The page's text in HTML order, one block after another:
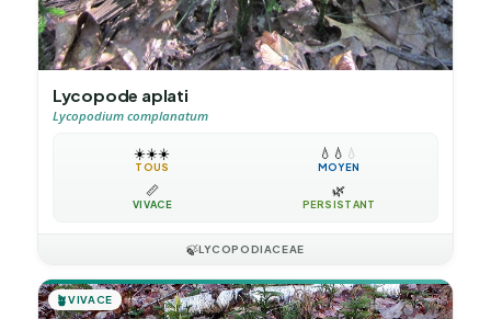
Lycopode aplati
Lycopodium complanatum
☀️☀️☀️
TOUS
💧 💧 💧
MOYEN
📏
VIVACE
🌿
PERSISTANT
🍃LYCOPODIACEAE
🪴VIVACE